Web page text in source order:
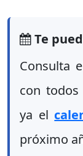
Te
Consulta
con
ya el
próximo